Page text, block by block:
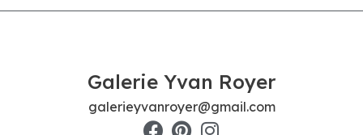
Galerie Yvan Royer
galerieyvanroyer@gmail.com